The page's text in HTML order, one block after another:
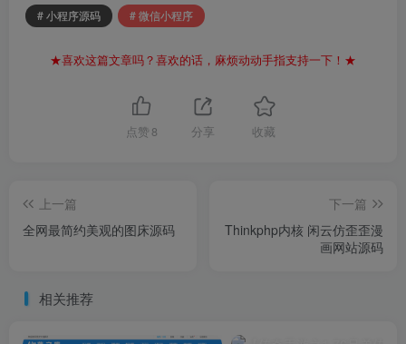
# 小程序源码
# 微信小程序
★喜欢这篇文章吗？喜欢的话，麻烦动动手指支持一下！★
点赞 8 分享 收藏
上一篇
全网最简约美观的图床源码
下一篇
Thinkphp内核 闲云仿歪歪漫
画网站源码
相关推荐